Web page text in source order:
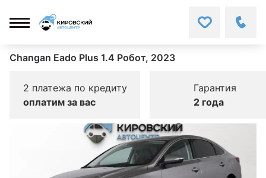
Changan Eado Plus 1.4 Робот, 2023
2 платежа по кредиту
оплатим за вас
Гарантия
2 года